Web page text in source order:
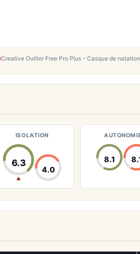
Creative Outlier Free Pro Plus – Casque de
ISOLATION
6.3
▲
4.0
8.1